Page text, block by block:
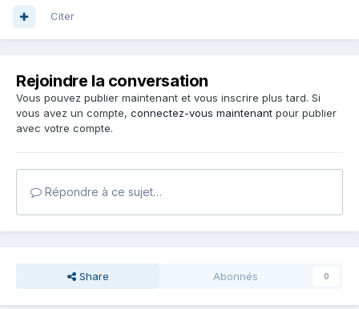
Citer
Rejoindre la conversation
Vous pouvez publier maintenant et vous inscrire plus tard. Si
vous avez un compte, connectez-vous maintenant pour publier
avec votre compte.
Répondre à ce sujet…
Share Abonnés 0